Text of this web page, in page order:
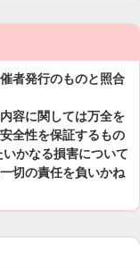
者発行のものと照合
容に関しては万全を
全性を保証するもの
かなる損害について
切の責任を負いかね